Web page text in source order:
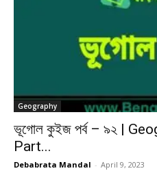
Geography
ভূগোল কুইজ পর্ব – ৯২ |
Part...
Debabrata Mandal - April 9, 2023